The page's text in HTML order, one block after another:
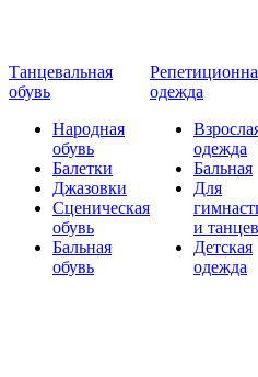
Танцевальная
обувь
Народная
обувь
Балетки
Джазовки
Сценическая
обувь
Бальная
обувь
одежда
одежда
Бальная
Для
и танцев
Детская
одежда